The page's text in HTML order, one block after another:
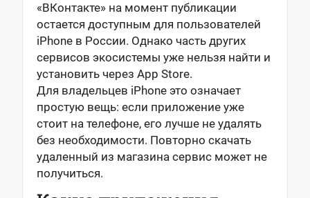
«ВКонтакте» на момент публикации
остается доступным для пользователей
iPhone в России. Однако часть других
сервисов экосистемы уже нельзя найти и
установить через App Store.
Для владельцев iPhone это означает
простую вещь: если приложение уже
стоит на телефоне, его лучше не удалять
без необходимости. Повторно скачать
удаленный из магазина сервис может не
получиться.